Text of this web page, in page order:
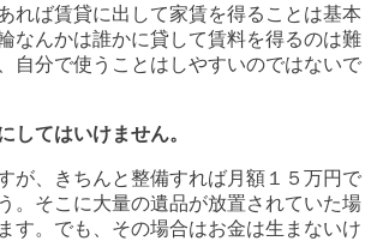
れば賃貸に出して家賃を得ることは基本
なんかは誰かに貸して賃料を得るのは難
自分で使うことはしやすいのではないで
してはいけません。
が、きちんと整備すれば月額１５万円で
。そこに大量の遺品が放置されていた場
す。でも、その場合はお金は生まないけ